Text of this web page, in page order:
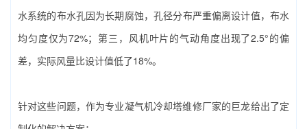
水系统的布水孔因为长期腐蚀，孔径分布严重偏离设计值，布水
均匀度仅为72%；第三，风机叶片的气动角度出现了2.5°的偏
差，实际风量比设计值低了18%。
针对这些问题，作为专业‌凝气机冷却塔维修厂家‌的巨龙给出了定